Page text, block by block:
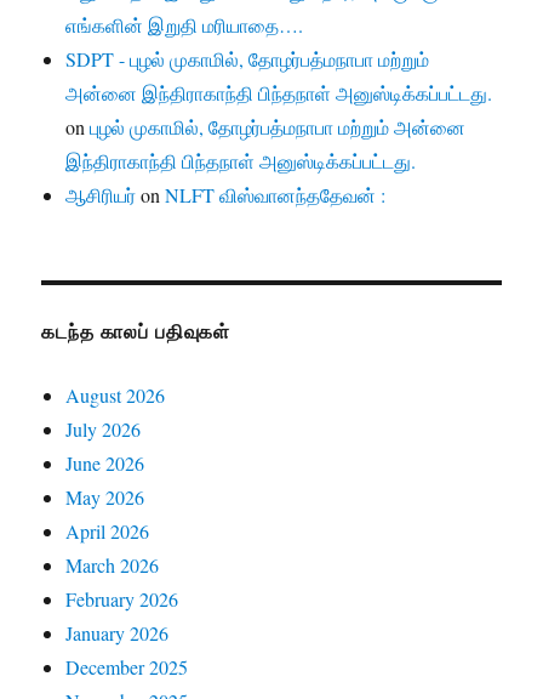
எங்களின் இறுதி மரியாதை….
SDPT - புழல் முகாமில், தோழர்பத்மநாபா மற்றும்
அன்னை இந்திராகாந்தி பிந்தநாள் அனுஸ்டிக்கப்பட்டது.
onபுழல் முகாமில், தோழர்பத்மநாபா மற்றும் அன்னை
இந்திராகாந்தி பிந்தநாள் அனுஸ்டிக்கப்பட்டது.
ஆசிரியர்onNLFT விஸ்வானந்ததேவன் :
கடந்த காலப் பதிவுகள்
August 2026
July 2026
June 2026
May 2026
April 2026
March 2026
February 2026
January 2026
December 2025